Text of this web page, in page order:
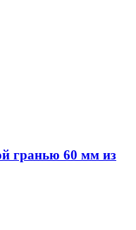
гранью 60 мм из